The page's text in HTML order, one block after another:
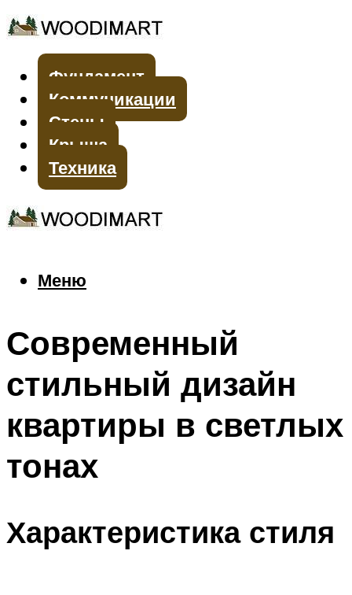
Фундамент
Коммуникации
Стены
Крыша
Техника
Меню
Меню
Современный
стильный дизайн
квартиры в светлых
тонах
Характеристика стиля